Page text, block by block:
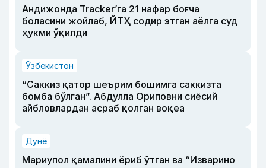
Андижонда Tracker’га 21 нафар боғча
боласини жойлаб, ЙТҲ содир этган аёлга суд
ҳукми ўқилди
Ўзбекистон
“Саккиз қатор шеърим бошимга саккизта
бомба бўлган”. Абдулла Ориповни сиёсий
айбловлардан асраб қолган воқеа
Дунё
Мариупол қамалини ёриб ўтган ва “Изварино